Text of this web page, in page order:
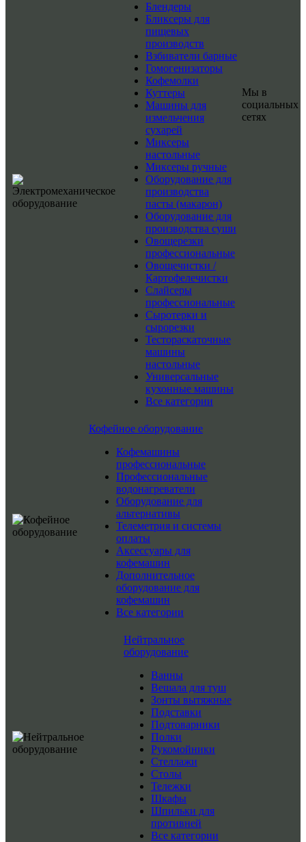
Блендеры
Бликсеры для
пищевых
производств
Взбиватели барные
Гомогенизаторы
Кофемолки
Куттеры
Машины для
измельчения
сухарей
Миксеры
настольные
Миксеры ручные
Оборудование для
производства
пасты (макарон)
Оборудование для
производства суши
Овощерезки
профессиональные
Овощечистки /
Картофелечистки
Слайсеры
профессиональные
Сыротерки и
сырорезки
Тестораскаточные
машины
настольные
Универсальные
кухонные машины
Все категории
Кофейное оборудование
Кофемашины
профессиональные
Профессиональные
водонагреватели
Оборудование для
альтернативы
Телеметрия и системы
оплаты
Аксессуары для
кофемашин
Дополнительное
оборудование для
кофемашин
Все категории
Нейтральное
оборудование
Ванны
Вешала для туш
Зонты вытяжные
Подставки
Подтоварники
Полки
Рукомойники
Стеллажи
Столы
Тележки
Шкафы
Шпильки для
противней
Все категории
Мы в
социальных
сетях